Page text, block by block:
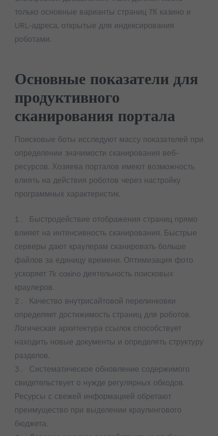
только основные варианты страниц 7К казино и
URL-адреса, открытые для индексирования
роботами.
Основные показатели для
продуктивного
сканирования портала
Поисковые боты исследуют массу показателей при
определении значимости сканирования веб-
ресурсов. Хозяева порталов имеют возможность
влиять на действия роботов через настройку
программных характеристик.
Быстродействие отображения страниц прямо
влияет на интенсивность сканирования. Быстрые
серверы дают краулерам сканировать больше
файлов за единицу времени. Оптимизация фото
ускоряет 7k casino деятельность поисковых
краулеров.
Качество внутрисайтовой перелинковки
определяет достижимость страниц для роботов.
Логическая архитектура ссылок способствует
находить новые документы и определять структуру
разделов.
Систематическое обновление содержимого
свидетельствует о нужде регулярных обходов.
Ресурсы с свежей информацией обретают
преимущество при выделении краулингового
бюджета.